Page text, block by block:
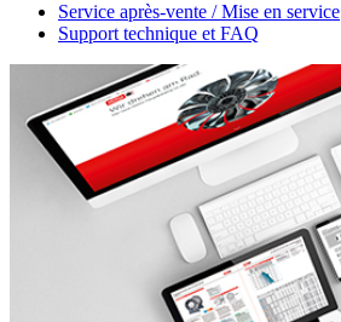
Service après-vente / Mise en service
Support technique et FAQ